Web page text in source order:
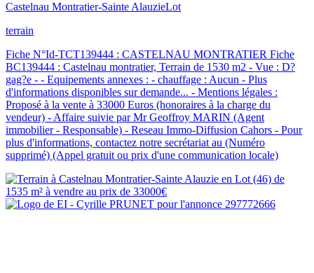
Castelnau Montratier-Sainte AlauzieLot
terrain
Fiche N°Id-TCT139444 : CASTELNAU MONTRATIER Fiche
BC139444 : Castelnau montratier, Terrain de 1530 m2 - Vue : D?
gag?e - - Equipements annexes : - chauffage : Aucun - Plus
d'informations disponibles sur demande... - Mentions légales :
Proposé à la vente à 33000 Euros (honoraires à la charge du
vendeur) - Affaire suivie par Mr Geoffroy MARIN (Agent
immobilier - Responsable) - Reseau Immo-Diffusion Cahors - Pour
plus d'informations, contactez notre secrétariat au (Numéro
supprimé) (Appel gratuit ou prix d'une communication locale)